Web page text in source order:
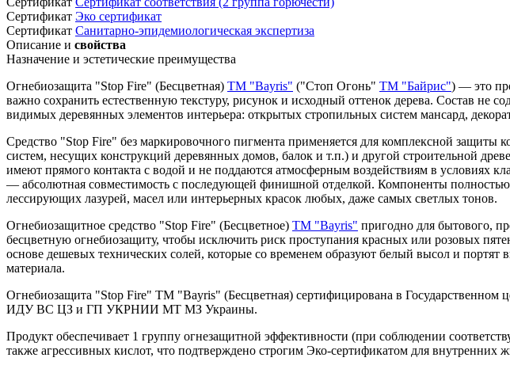
Cертификат Эко сертификат
Cертификат Санитарно-эпидемиологическая экспертиза
Описание и свойства
Назначение и эстетические преимущества
Огнебиозащита "Stop Fire" (Бесцветная) ТМ "Bayris" ("Стоп Огонь" ТМ "Байрис") — это
важно сохранить естественную текстуру, рисунок и исходный оттенок дерева. Состав
видимых деревянных элементов интерьера: открытых стропильных систем мансард,
Средство "Stop Fire" без маркировочного пигмента применяется для комплексной
систем, несущих конструкций деревянных домов, балок и т.п.) и другой строительной
имеют прямого контакта с водой и не поддаются атмосферным воздействиям в условиях
— абсолютная совместимость с последующей финишной отделкой. Компоненты полностью
лессирующих лазурей, масел или интерьерных красок любых, даже самых светлых тонов.
Огнебиозащитное средство "Stop Fire" (Бесцветное) ТМ "Bayris" пригодно для бытового,
бесцветную огнебиозащиту, чтобы исключить риск проступания красных или розовых
основе дешевых технических солей, которые со временем образуют белый высол и
материала.
Огнебиозащита "Stop Fire" ТМ "Bayris" (Бесцветная) сертифицирована в
ИДУ ВС ЦЗ и ГП УКРНИИ МТ МЗ Украины.
Продукт обеспечивает 1 группу огнезащитной эффективности (при соблюдении
также агрессивных кислот, что подтверждено строгим Эко-сертификатом для